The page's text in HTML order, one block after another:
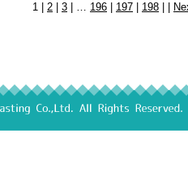
1 | 2 3 | … 196 197 198